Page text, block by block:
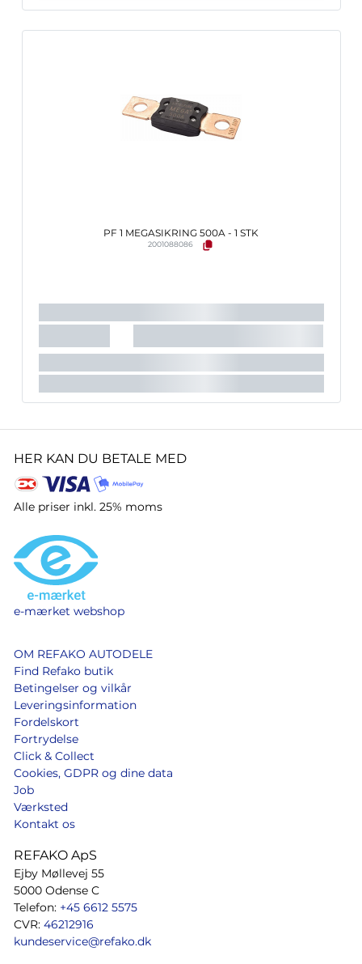
PF 1 MEGASIKRING 500A - 1 STK
2001088086
HER KAN DU BETALE MED
Alle priser inkl. 25% moms
e-mærket webshop
OM REFAKO AUTODELE
Find Refako butik
Betingelser og vilkår
Leveringsinformation
Fordelskort
Fortrydelse
Click & Collect
Cookies, GDPR og dine data
Job
Værksted
Kontakt os
REFAKO ApS
Ejby Møllevej 55
5000 Odense C
Telefon: +45 6612 5575
CVR: 46212916
kundeservice@refako.dk